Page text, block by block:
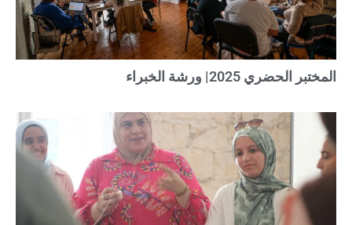
المختبر الحضري 2025| ورشة الخبراء